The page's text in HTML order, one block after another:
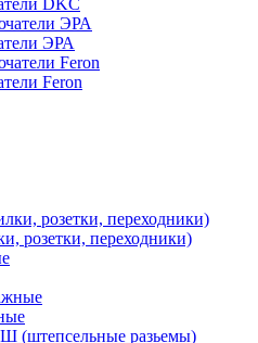
DKC
ЭРА
Feron
розетки, переходники)